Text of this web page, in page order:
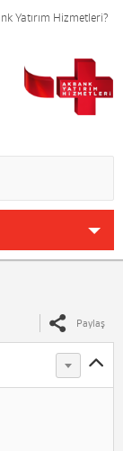
Yatırım Hizmetleri?
Paylaş